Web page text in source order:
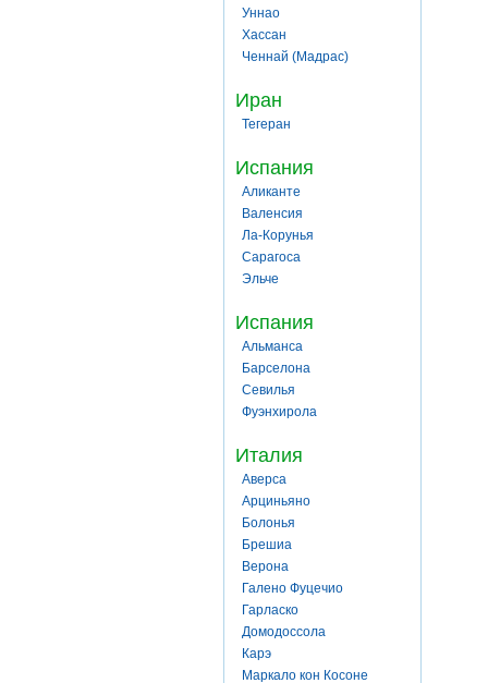
Уннао
Хассан
Ченнай (Мадрас)
Иран
Тегеран
Испания
Аликанте
Валенсия
Ла-Корунья
Сарагоса
Эльче
Испания
Альманса
Барселона
Севилья
Фуэнхирола
Италия
Аверса
Арциньяно
Болонья
Брешиа
Верона
Галено Фуцечио
Гарласко
Домодоссола
Карэ
Маркало кон Косоне